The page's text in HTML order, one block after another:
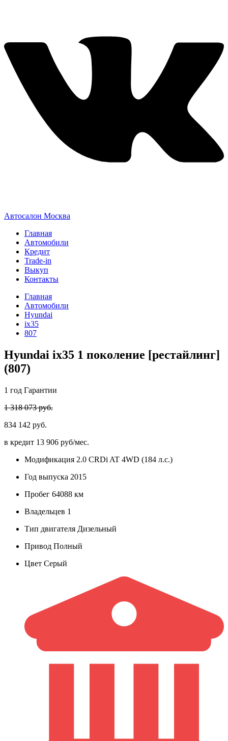
Автосалон Москва
Главная
Автомобили
Кредит
Trade-in
Выкуп
Контакты
Главная
Автомобили
Hyundai
ix35
807
Hyundai ix35 1 поколение [рестайлинг]
(807)
1 год Гарантии
1 318 073 руб.
834 142 руб.
в кредит 13 906 руб/мес.
Модификация 2.0 CRDi AT 4WD (184 л.с.)
Год выпуска 2015
Пробег 64088 км
Владельцев 1
Тип двигателя Дизельный
Привод Полный
Цвет Серый